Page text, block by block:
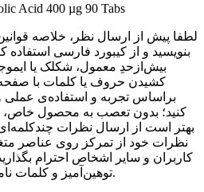
Acid 400 µg 90 Tabs
لطفا پیش از ارسال نظر، خلاصه
بنویسید و از کیبورد فارسی
کشیدن حروف یا کلمات با
براساس تجربه و استفاده‌ی عملی
کنید؛ بدون تعصب به محصول خاص،
بهتر است از ارسال نظرات
نظرات خود از تمرکز روی عناصر
کاربران و سایر اشخاص احترام
توهین‌آمیز و کلمات نامناسب باشند، حذف می‌شوند.